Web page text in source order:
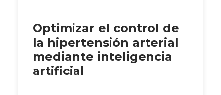
Optimizar el control de
la hipertensión arterial
mediante inteligencia
artificial